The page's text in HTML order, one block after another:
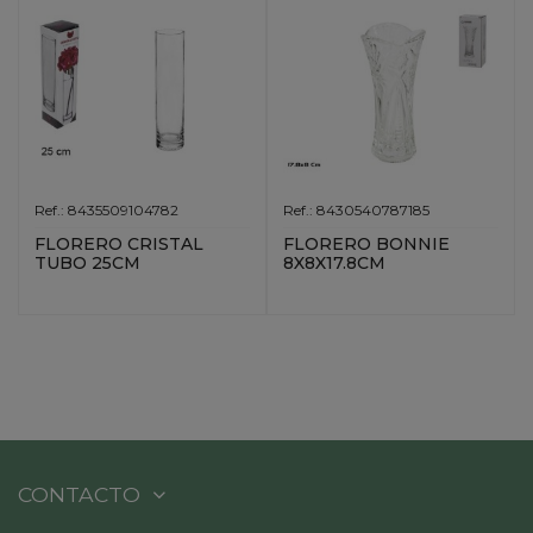
Ref.: 8435509104782
FLORERO CRISTAL
TUBO 25CM
Ref.: 8430540787185
FLORERO BONNIE
8X8X17.8CM
CONTACTO